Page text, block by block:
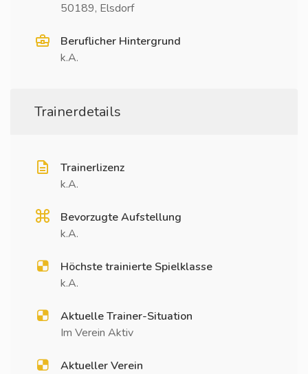
50189, Elsdorf
Beruflicher Hintergrund
k.A.
Trainerdetails
Trainerlizenz
k.A.
Bevorzugte Aufstellung
k.A.
Höchste trainierte Spielklasse
k.A.
Aktuelle Trainer-Situation
Im Verein Aktiv
Aktueller Verein